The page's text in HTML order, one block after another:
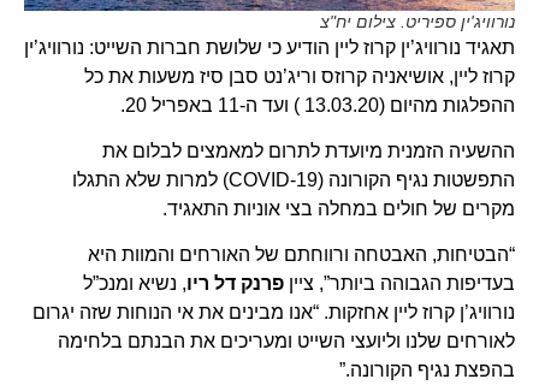
נורוויג'ין ספיריט. צילום יח"צ
תאגיד נורוויג’ין קרוז ליין הודיע כי שלושת חברות השייט: נורוויג’ין
קרוז ליין, אושיאניה קרוזס וריג’נט סבן סיז משעות את כל
ההפלגות מהיום (13.03.20 ) ועד ה-11 באפריל 20.
ההשעיה הזמנית מיועדת לתרום למאמצים לבלום את
התפשטות נגיף הקורונה (COVID-19) למרות שלא התגלו
מקרים של חולים במחלה בצי אוניות התאגיד.
“הבטיחות, האבטחה ורווחתם של האורחים והמוות היא
בעדיפות הגבוהה ביותר”, צייןפרנק דל ריו , נשיא ומנכ”ל
נורוויג’ן קרוז ליין אחזקות. “אנו מבינים את אי הנוחות שזה יגרום
לאורחים שלנו וליועצי השייט ומעריכים את הבנתם בלחימה
בהפצת נגיף הקורונה.”